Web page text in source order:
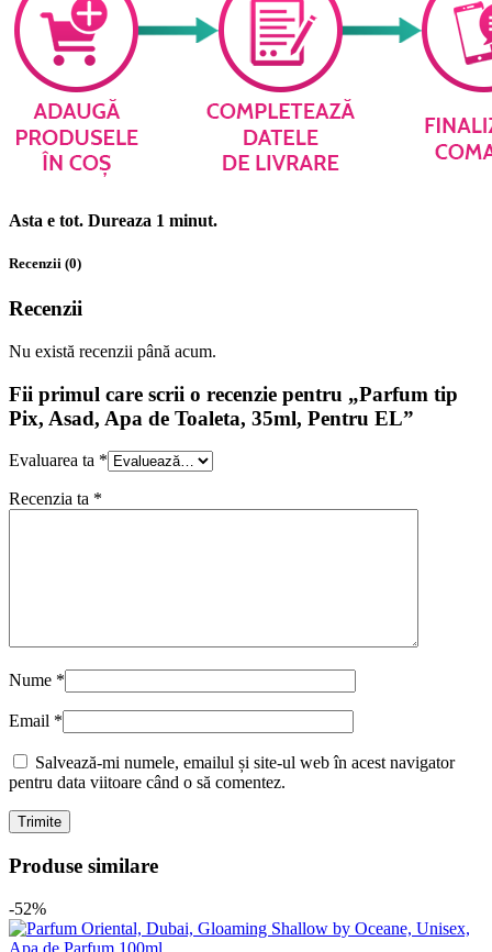
Asta e tot. Dureaza 1 minut.
Recenzii (0)
Recenzii
Nu există recenzii până acum.
Fii primul care scrii o recenzie pentru „Parfum tip
Pix, Asad, Apa de Toaleta, 35ml, Pentru EL”
Evaluarea ta *
Recenzia ta *
Nume *
Email *
Salvează-mi numele, emailul și site-ul web în acest navigator
pentru data viitoare când o să comentez.
Produse similare
-52%